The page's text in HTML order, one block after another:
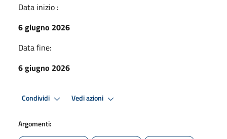
Data inizio :
6 giugno 2026
Data fine:
6 giugno 2026
Condividi Vedi azioni
Argomenti: